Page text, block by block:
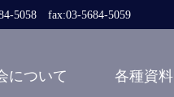
5058 fax:03-5684-5059
について 各種資料